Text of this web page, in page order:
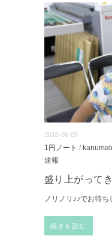
2018-06-09
1円ノート /
速報
盛り上がって
ノリノリ♪♪でお待ち
続きを読む